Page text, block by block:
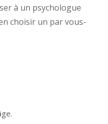
à un psychologue
choisir un par vous-